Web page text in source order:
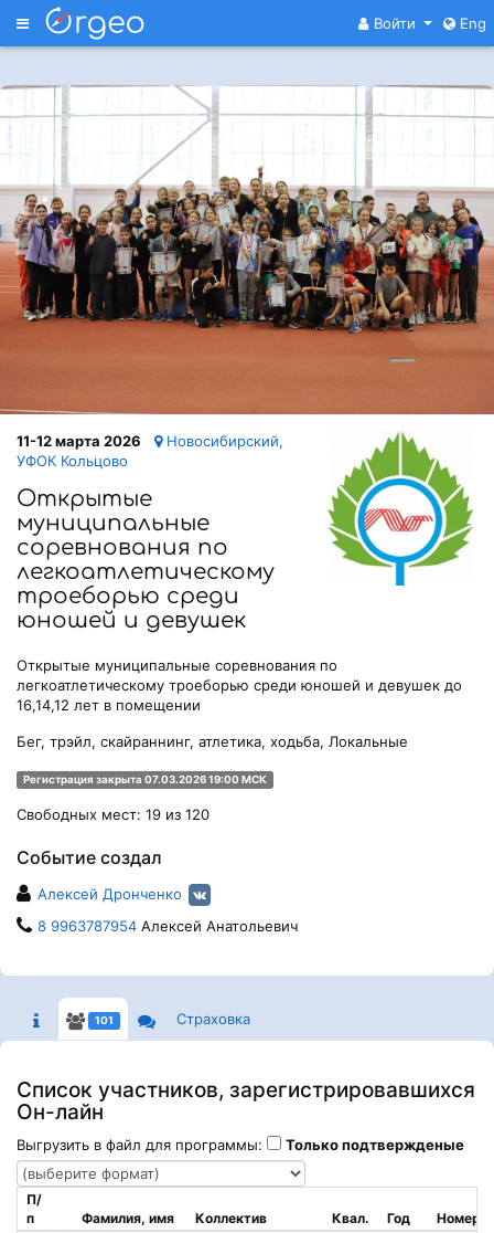
Меню Войти Eng
11-12 марта 2026
Новосибирский,
УФОК Кольцово
Открытые
муниципальные
соревнования по
легкоатлетическому
троеборью среди
юношей и девушек
Открытые муниципальные соревнования по
легкоатлетическому троеборью среди юношей и девушек до
16,14,12 лет в помещении
Бег, трэйл, скайраннинг, атлетика, ходьба, Локальные
Регистрация закрыта 07.03.2026 19:00 МСК
Свободных мест: 19 из 120
Событие создал
Алексей Дронченко
8 9963787954 Алексей Анатольевич
101 Страховка
Список участников, зарегистрировавшихся
Он-лайн
Выгрузить в файл для программы: Только подтвержденые
П/
п
Фамилия, имя Коллектив Квал. Год Номер